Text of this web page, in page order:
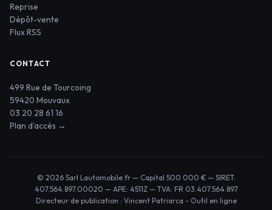
Reprise
Dépôt-vente
Flux RSS
CONTACT
499 Rue de Tourcoing
59420 Mouvaux
03 20 28 61 16
Plan d'accès →
© 2026 Sarl Lautomobile.fr — Capital 500 000 € — SIRET:
407.564.897.00020 — APE: 4511Z — TVA: FR 03.407.564.897
Directeur de publication : Vincent Patriarca - Outil en ligne